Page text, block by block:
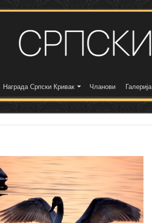
Награда Српски Кривак Чланови Галерија